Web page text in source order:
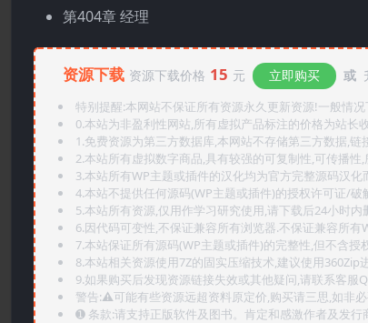
第404章 经理
资源下载 资源下载价格 15 元 立即购买 或
特别提醒:本网站不保证所有资源永久更新资源!一般情
0.本站为非盈利性网站,所有虚拟产品标注的价格为站
1.免费资源为第三方数据库,本网站不存储第三方数据,
2.本站所有虚拟数字商品,具有较强的可复制性,可传播性
3.本站所有WP主题或插件的汉化均为官方完整源码汉
4.本站不提供任何源码(WP主题或插件)的授权许可证/
5.本站所有资源,仅用作学习研究使用,请下载后24小时
6.因代码可变性,不保证兼容所有浏览器.不保证兼容所
7.本站保证所有源码(WP主题或插件)的完整性,但不含
8.本站相关资源使用7Z的固实压缩技术,建议使用360Zip
9.如果购买后发现资源链接失效或其他疑问,请联系客服
警告:⚠️可能有些资源远超资料原定价,购买请三思,如非
➊️ 条款:请支持正版软件及图书。肯定和感激作者及发行